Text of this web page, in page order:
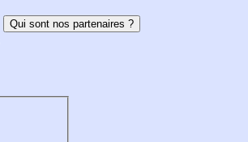
Qui sont nos partenaires ?